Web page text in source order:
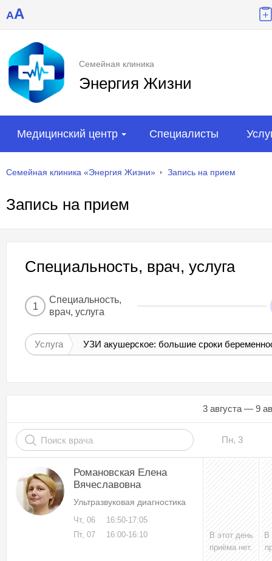
AA
Семейная клиника
Энергия Жизни
Медицинский центр Специалисты
Семейная клиника «Энергия Жизни» Запись на прием
Запись на прием
Специальность, врач, услуга
1
Специальность,
врач, услуга
Услуга УЗИ акушерское: большие сроки
3 августа — 9
Пн, 3
Романовская Елена
Вячеславовна
Ультразвуковая диагностика
Чт, 06
16:50-17:05
Пт, 07
16:00-16:10
В этот день
приёма нет.
В